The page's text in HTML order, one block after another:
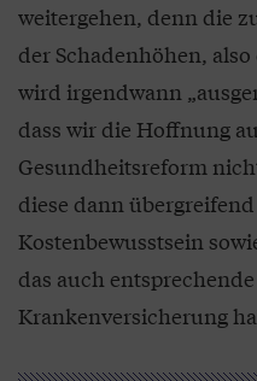
weitergehen, denn die
der Schadenhöhen,
wird irgendwann
dass wir die Hoffnung
Gesundheitsreform
diese dann
Kostenbewusstsein
das auch
Krankenversicherung